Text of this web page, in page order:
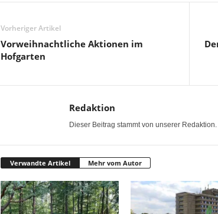
Vorheriger Artikel
Vorweihnachtliche Aktionen im
Hofgarten
Redaktion
Dieser Beitrag stammt von unserer Redaktion.
Verwandte Artikel Mehr vom Autor